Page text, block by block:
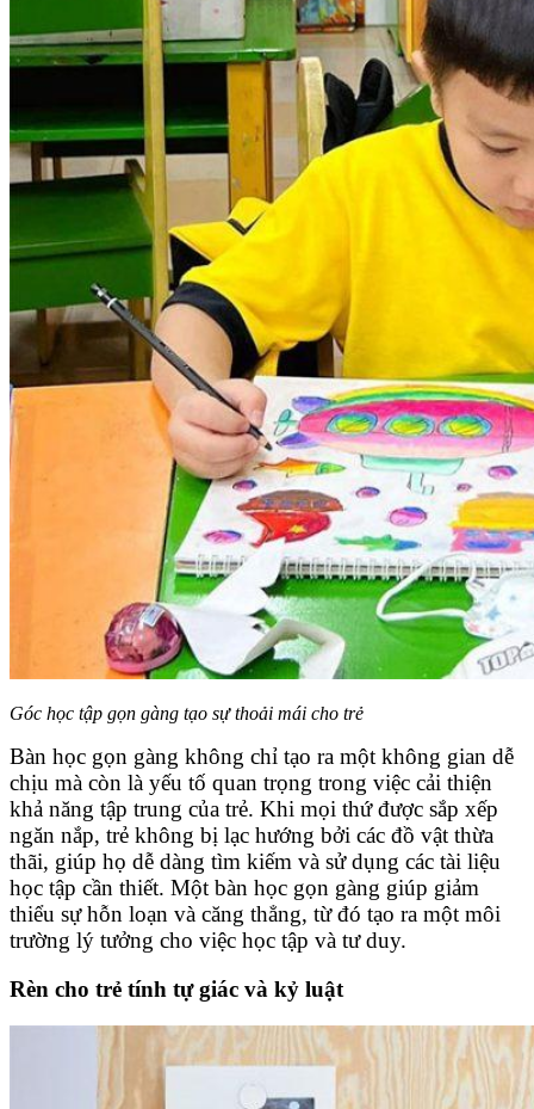
Góc học tập gọn gàng tạo sự thoải mái cho trẻ
Bàn học gọn gàng không chỉ tạo ra một không gian dễ
chịu mà còn là yếu tố quan trọng trong việc cải thiện
khả năng tập trung của trẻ. Khi mọi thứ được sắp xếp
ngăn nắp, trẻ không bị lạc hướng bởi các đồ vật thừa
thãi, giúp họ dễ dàng tìm kiếm và sử dụng các tài liệu
học tập cần thiết. Một bàn học gọn gàng giúp giảm
thiểu sự hỗn loạn và căng thẳng, từ đó tạo ra một môi
trường lý tưởng cho việc học tập và tư duy.
Rèn cho trẻ tính tự giác và kỷ luật